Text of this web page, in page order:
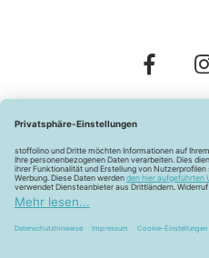
Widerrufsbelehrung
Barrierefreiheitserklärung